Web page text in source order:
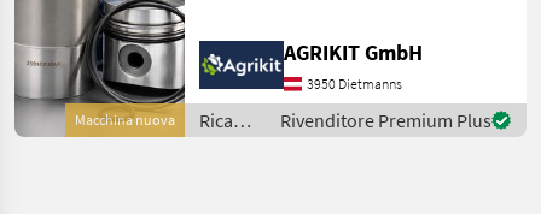
Macchina nuova
& 768 Hochwertiger
Kolben-/Buchsensatz für
Steyr Plus Tra
AGRIKIT GmbH
3950 Dietmanns
Ricambi
per
Rivenditore Premium Plus